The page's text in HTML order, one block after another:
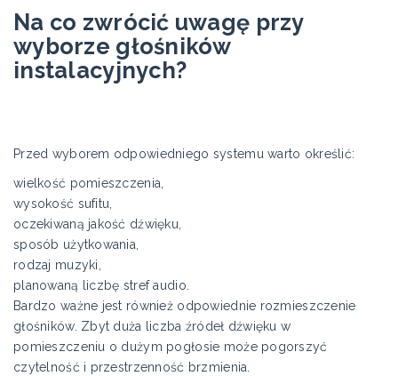
Na co zwrócić uwagę przy
wyborze głośników
instalacyjnych?
Przed wyborem odpowiedniego systemu warto określić:
wielkość pomieszczenia,
wysokość sufitu,
oczekiwaną jakość dźwięku,
sposób użytkowania,
rodzaj muzyki,
planowaną liczbę stref audio.
Bardzo ważne jest również odpowiednie rozmieszczenie
głośników. Zbyt duża liczba źródeł dźwięku w
pomieszczeniu o dużym pogłosie może pogorszyć
czytelność i przestrzenność brzmienia.